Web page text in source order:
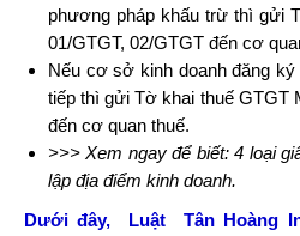
phương pháp khấu trừ thì gửi
01/GTGT, 02/GTGT đến cơ
Nếu cơ sở kinh doanh đăng
tiếp thì gửi Tờ khai thuế GTGT
đến cơ quan thuế.
>>> Xem ngay để biết: 4 loại
lập địa điểm kinh doanh.
Dưới đây, Luật Tân Hoàng